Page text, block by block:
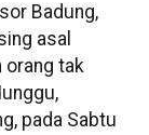
Badung,
asal
orang tak
pada Sabtu